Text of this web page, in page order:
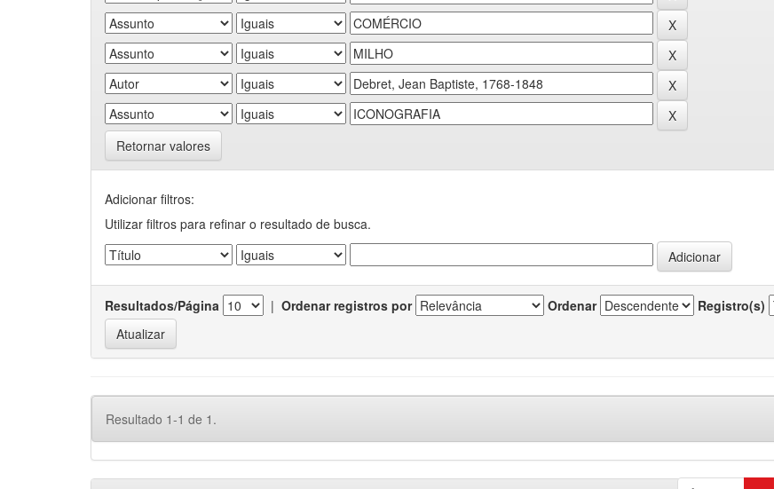
Retornar valores
Adicionar filtros:
Utilizar filtros para refinar o resultado de busca.
Resultados/Página | Ordenar registros por Ordenar Registro(s)
Resultado 1-1 de 1.